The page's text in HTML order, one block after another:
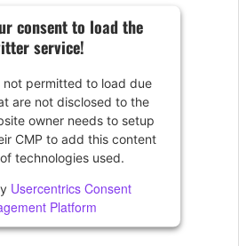
consent to load the
service!
not permitted to load due
are not disclosed to the
owner needs to setup
CMP to add this content
technologies used.
Usercentrics Consent
Platform